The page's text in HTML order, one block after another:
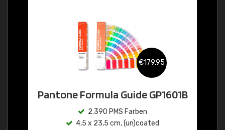
€179,95
Pantone Formula Guide GP1601B
2.390 PMS Farben
4,5 x 23,5 cm, (un)coated